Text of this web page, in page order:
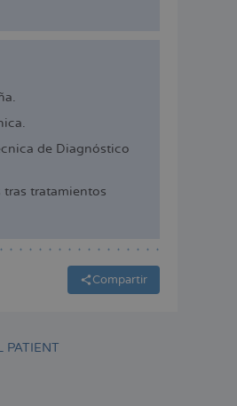
de Diagnóstico
tratamientos
Compartir
PATIENT